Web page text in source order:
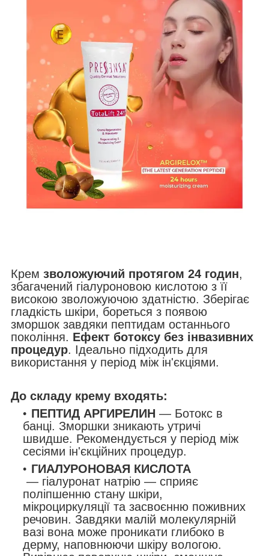
Крем зволожуючий протягом 24 годин,
збагачений гіалуроновою кислотою з її
високою зволожуючою здатністю. Зберігає
гладкість шкіри, бореться з появою
зморшок завдяки пептидам останнього
покоління. Ефект ботоксу без інвазивних
процедур. Ідеально підходить для
використання у період між ін'єкціями.
До складу крему входять:
ПЕПТИД АРГИРЕЛИН — Ботокс в
банці. Зморшки зникають утричі
швидше. Рекомендується у період між
сесіями ін'єкційних процедур.
ГИАЛУРОНОВАЯ КИСЛОТА
— гіалуронат натрію — сприяє
поліпшенню стану шкіри,
мікроциркуляції та засвоєнню поживних
речовин. Завдяки малій молекулярній
вазі вона може проникати глибоко в
дерму, наповнюючи шкіру вологою.